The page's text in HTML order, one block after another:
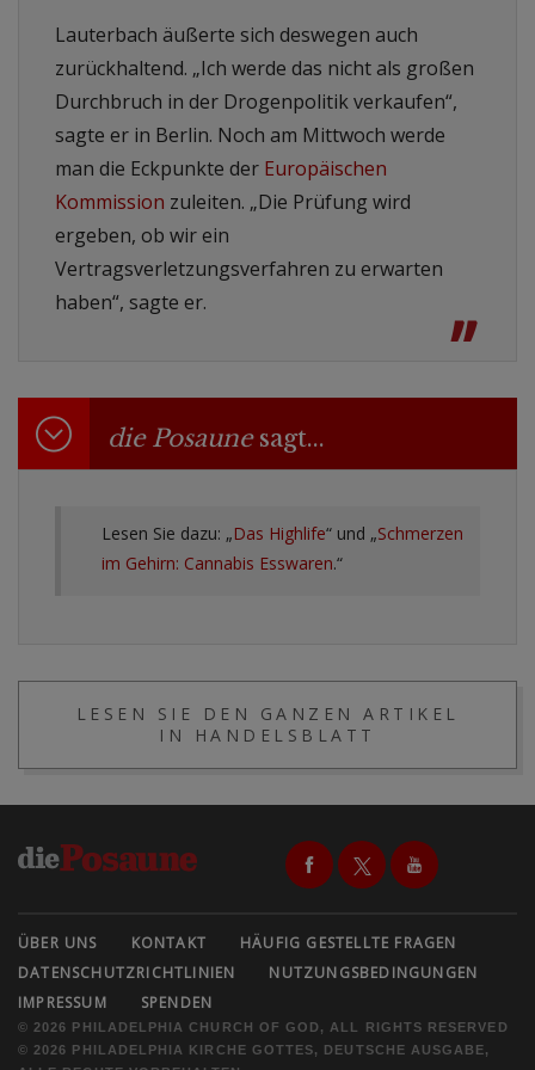
Lauterbach äußerte sich deswegen auch
zurückhaltend. „Ich werde das nicht als großen
Durchbruch in der Drogenpolitik verkaufen“,
sagte er in Berlin. Noch am Mittwoch werde
man die Eckpunkte der Europäischen
Kommission zuleiten. „Die Prüfung wird
ergeben, ob wir ein
Vertragsverletzungsverfahren zu erwarten
haben“, sagte er.
”
die Posaunesagt...
Lesen Sie dazu: „Das Highlife“ und „Schmerzen
im Gehirn: Cannabis Esswaren.“
LESEN SIE DEN GANZEN ARTIKEL
IN HANDELSBLATT
ÜBER UNS KONTAKT
HÄUFIG GESTELLTE FRAGEN
DATENSCHUTZRICHTLINIEN
NUTZUNGSBEDINGUNGEN
IMPRESSUM
SPENDEN
© 2026 PHILADELPHIA CHURCH OF GOD, ALL RIGHTS RESERVED
© 2026 PHILADELPHIA KIRCHE GOTTES, DEUTSCHE AUSGABE,